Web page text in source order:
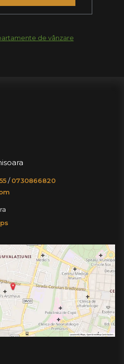
de vânzare
/0730866820